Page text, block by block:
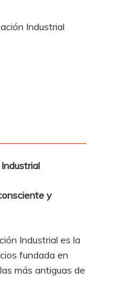
Industrial
y
Industrial es la
fundada en
más antiguas de